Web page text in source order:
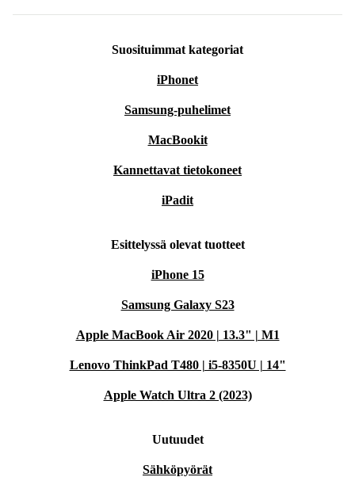
Suosituimmat kategoriat
iPhonet
Samsung-puhelimet
MacBookit
Kannettavat tietokoneet
iPadit
Esittelyssä olevat tuotteet
iPhone 15
Samsung Galaxy S23
Apple MacBook Air 2020 | 13.3" | M1
Lenovo ThinkPad T480 | i5-8350U | 14"
Apple Watch Ultra 2 (2023)
Uutuudet
Sähköpyörät